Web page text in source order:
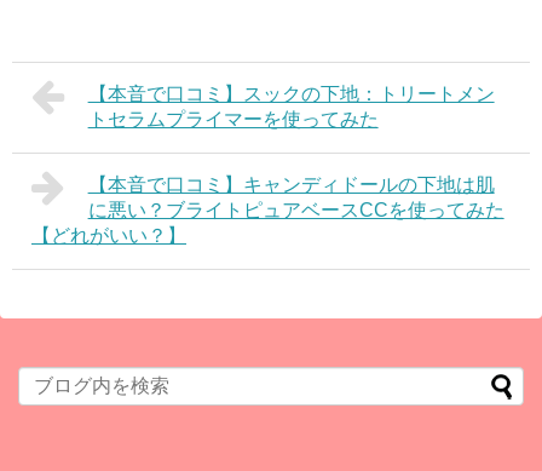
【本音で口コミ】スックの下地：トリートメン
トセラムプライマーを使ってみた
【本音で口コミ】キャンディドールの下地は肌
に悪い？ブライトピュアベースCCを使ってみた
【どれがいい？】